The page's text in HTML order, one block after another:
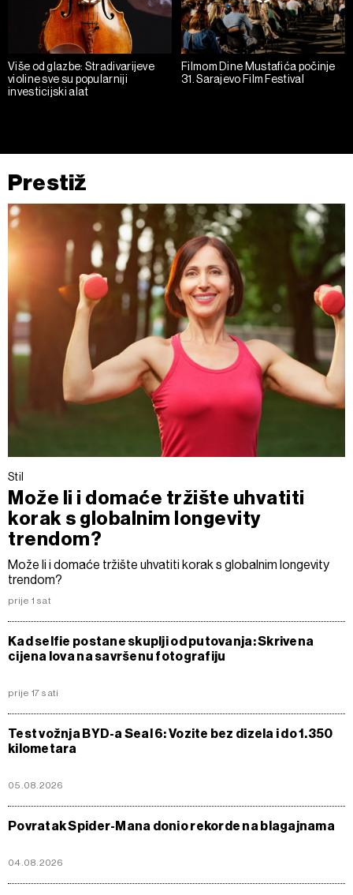
Više od glazbe: Stradivarijeve
violine sve su popularniji
investicijski alat
Filmom Dine Mustafića počinje
31. Sarajevo Film Festival
Prestiž
Stil
Može li i domaće tržište uhvatiti
korak s globalnim longevity
trendom?
Može li i domaće tržište uhvatiti korak s globalnim longevity
trendom?
prije 1 sat
Kad selfie postane skuplji od putovanja: Skrivena
cijena lova na savršenu fotografiju
prije 17 sati
Test vožnja BYD-a Seal 6: Vozite bez dizela i do 1.350
kilometara
05.08.2026
Povratak Spider-Mana donio rekorde na blagajnama
04.08.2026